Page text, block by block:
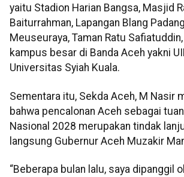
yaitu Stadion Harian Bangsa, Masjid
Baiturrahman, Lapangan Blang
Meuseuraya, Taman Ratu
kampus besar di Banda Aceh yakni
Universitas Syiah Kuala.
Sementara itu, Sekda Aceh, M Nasir
bahwa pencalonan Aceh sebagai
Nasional 2028 merupakan tindak
langsung Gubernur Aceh Muzakir
“Beberapa bulan lalu, saya dipanggil